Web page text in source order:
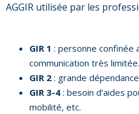
AGGIR utilisée par les
GIR 1 : personne confinée
communication très limitée.
GIR 2 : grande
GIR 3-4 : besoin d’aides
mobilité, etc.